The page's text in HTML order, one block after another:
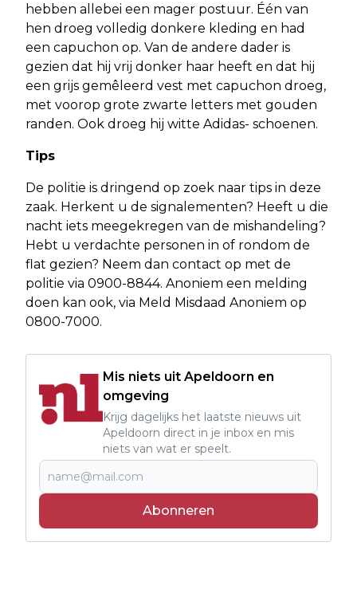
hebben allebei een mager postuur. Één van
hen droeg volledig donkere kleding en had
een capuchon op. Van de andere dader is
gezien dat hij vrij donker haar heeft en dat hij
een grijs gemêleerd vest met capuchon droeg,
met voorop grote zwarte letters met gouden
randen. Ook droeg hij witte Adidas- schoenen.
Tips
De politie is dringend op zoek naar tips in deze
zaak. Herkent u de signalementen? Heeft u die
nacht iets meegekregen van de mishandeling?
Hebt u verdachte personen in of rondom de
flat gezien? Neem dan contact op met de
politie via 0900-8844. Anoniem een melding
doen kan ook, via Meld Misdaad Anoniem op
0800-7000.
Mis niets uit Apeldoorn en
omgeving
Krijg dagelijks het laatste nieuws uit
Apeldoorn direct in je inbox en mis
niets van wat er speelt.
Abonneren